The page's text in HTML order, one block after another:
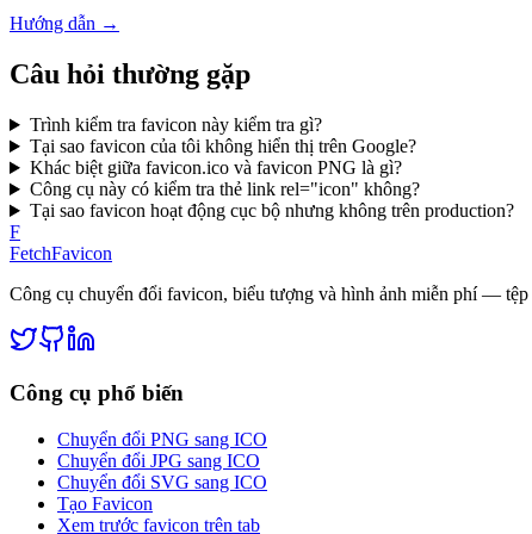
Hướng dẫn →
Câu hỏi thường gặp
Trình kiểm tra favicon này kiểm tra gì?
Tại sao favicon của tôi không hiển thị trên Google?
Khác biệt giữa favicon.ico và favicon PNG là gì?
Công cụ này có kiểm tra thẻ link rel="icon" không?
Tại sao favicon hoạt động cục bộ nhưng không trên production?
F
FetchFavicon
Công cụ chuyển đổi favicon, biểu tượng và hình ảnh miễn phí —
Công cụ phổ biến
Chuyển đổi PNG sang ICO
Chuyển đổi JPG sang ICO
Chuyển đổi SVG sang ICO
Tạo Favicon
Xem trước favicon trên tab